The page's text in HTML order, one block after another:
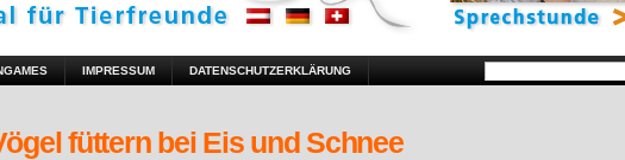
IMPRESSUM DATENSCHUTZERKLÄRUNG
füttern bei Eis und Schnee